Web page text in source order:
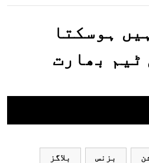
ہوسکتا
ٹیم بھارت
ٹیم پاکستان
بزنس بلاگز